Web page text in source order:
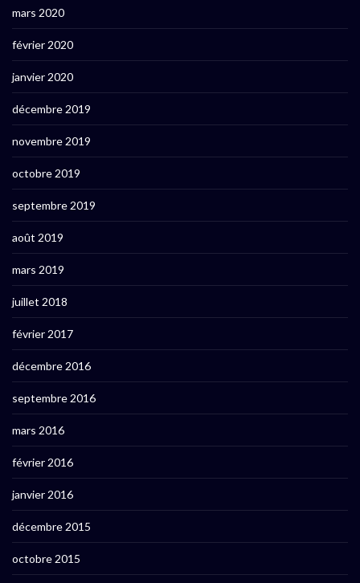
mars 2020
février 2020
janvier 2020
décembre 2019
novembre 2019
octobre 2019
septembre 2019
août 2019
mars 2019
juillet 2018
février 2017
décembre 2016
septembre 2016
mars 2016
février 2016
janvier 2016
décembre 2015
octobre 2015